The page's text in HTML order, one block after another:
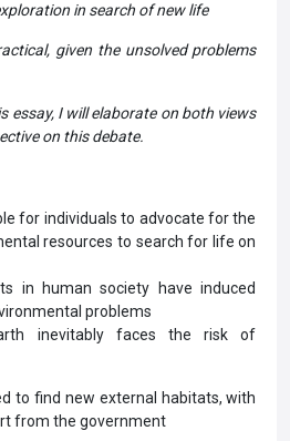
in search of new life
given the unsolved problems
essay, I will elaborate on both views
on this debate.
for individuals to advocate for the
resources to search for life on
in human society have induced
problems
inevitably faces the risk of
to find new external habitats, with
from the government